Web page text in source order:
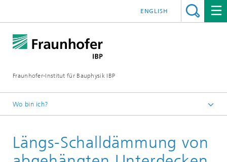
Fraunhofer-Institut für Bauphysik IBP
ENGLISH
Wo bin ich?
Längs-Schalldämmung von